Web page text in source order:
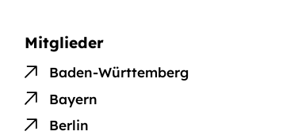
Mitglieder
Baden-Württemberg
Bayern
Berlin